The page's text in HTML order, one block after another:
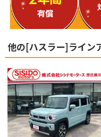
他の[ハスラー]ライン